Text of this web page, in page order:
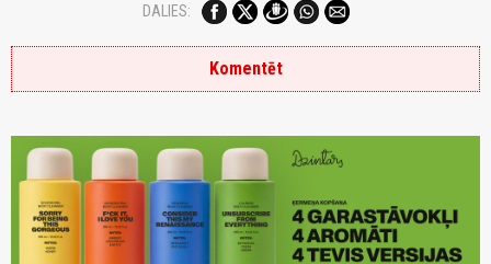
DALIES:
Komentēt